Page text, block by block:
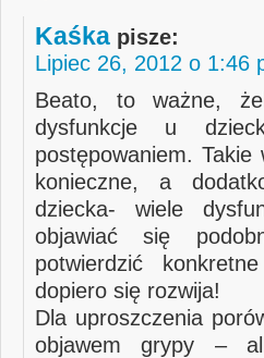
Kaśka pisze:
Lipiec 26, 2012 o 1:46
Beato, to ważne,
dysfunkcje u
postępowaniem.
konieczne, a
dziecka- wiele
objawiać się
potwierdzić
dopiero się rozwija!
Dla uproszczenia
objawem grypy –